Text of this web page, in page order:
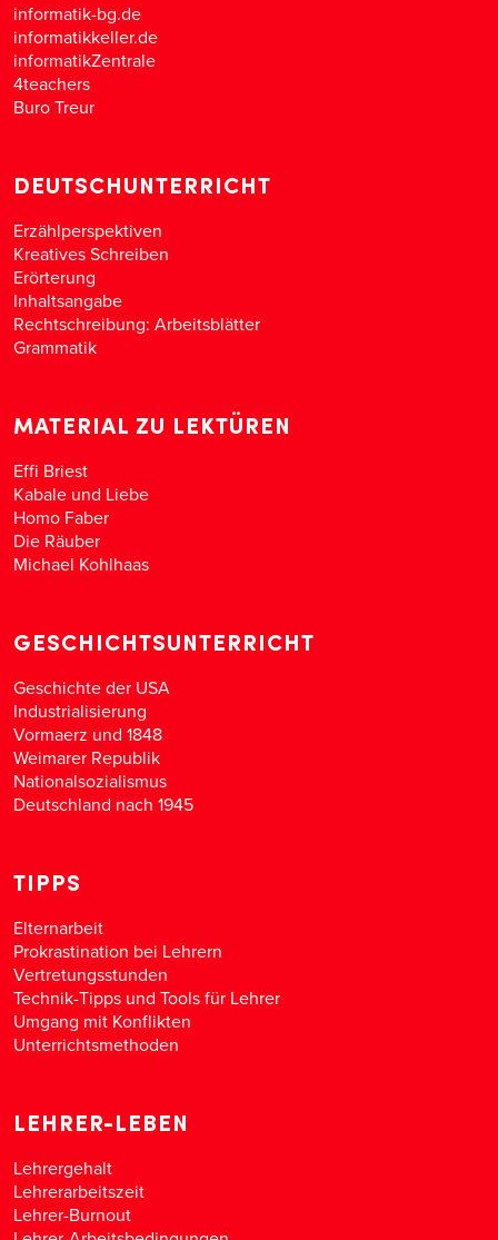
informatik-bg.de
informatikkeller.de
informatikZentrale
4teachers
Buro Treur
DEUTSCHUNTERRICHT
Erzählperspektiven
Kreatives Schreiben
Erörterung
Inhaltsangabe
Rechtschreibung: Arbeitsblätter
Grammatik
MATERIAL ZU LEKTÜREN
Effi Briest
Kabale und Liebe
Homo Faber
Die Räuber
Michael Kohlhaas
GESCHICHTSUNTERRICHT
Geschichte der USA
Industrialisierung
Vormaerz und 1848
Weimarer Republik
Nationalsozialismus
Deutschland nach 1945
TIPPS
Elternarbeit
Prokrastination bei Lehrern
Vertretungsstunden
Technik-Tipps und Tools für Lehrer
Umgang mit Konflikten
Unterrichtsmethoden
LEHRER-LEBEN
Lehrergehalt
Lehrerarbeitszeit
Lehrer-Burnout